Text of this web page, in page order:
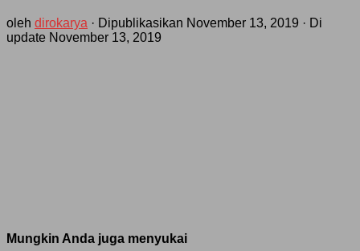
oleh dirokarya · Dipublikasikan November 13, 2019 · Di
update November 13, 2019
Mungkin Anda juga menyukai